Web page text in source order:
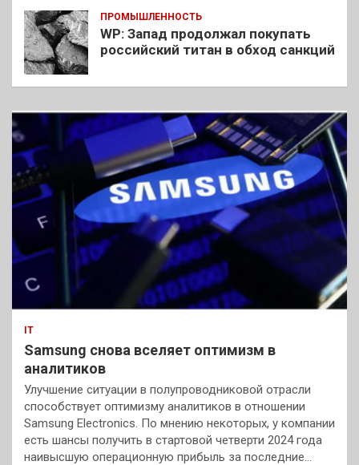
ПРОМЫШЛЕННОСТЬ
WP: Запад продолжал покупать
российский титан в обход санкций
IT
Samsung снова вселяет оптимизм в
аналитиков
Улучшение ситуации в полупроводниковой отрасли
способствует оптимизму аналитиков в отношении
Samsung Electronics. По мнению некоторых, у компании
есть шансы получить в стартовой четверти 2024 года
наивысшую операционную прибыль за последние…